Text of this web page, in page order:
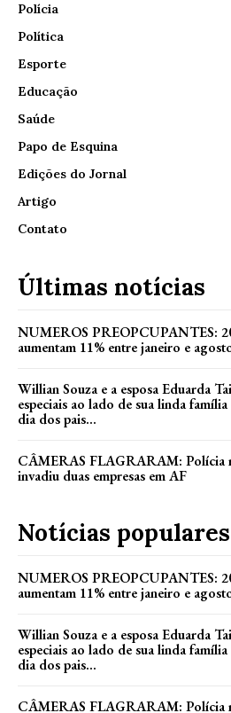
Polícia
Política
Esporte
Educação
Saúde
Papo de Esquina
Edições do Jornal
Artigo
Contato
Últimas notícias
NUMEROS PREOPCUPANTES:
aumentam 11% entre janeiro e
Willian Souza e a esposa Eduarda
especiais ao lado de sua linda
dia dos pais...
CÂMERAS FLAGRARAM: Polícia
invadiu duas empresas em AF
Notícias populares
NUMEROS PREOPCUPANTES:
aumentam 11% entre janeiro e
Willian Souza e a esposa Eduarda
especiais ao lado de sua linda
dia dos pais...
CÂMERAS FLAGRARAM: Polícia